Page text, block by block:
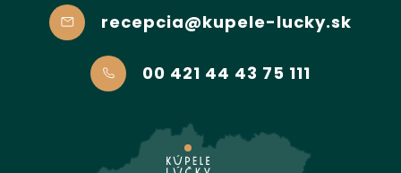
recepcia@kupele-lucky.sk
00 421 44 43 75 111